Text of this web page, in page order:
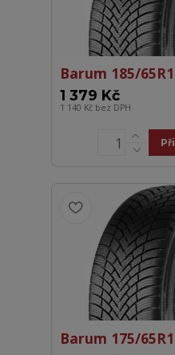
Barum 185/
1 379 Kč
1 140 Kč bez DPH
Barum 175/